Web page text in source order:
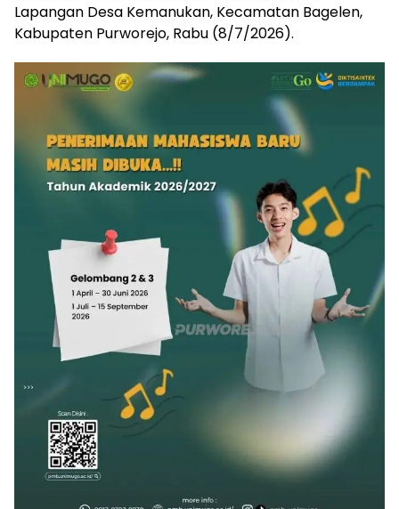
Lapangan Desa Kemanukan, Kecamatan Bagelen,
Kabupaten Purworejo, Rabu (8/7/2026).